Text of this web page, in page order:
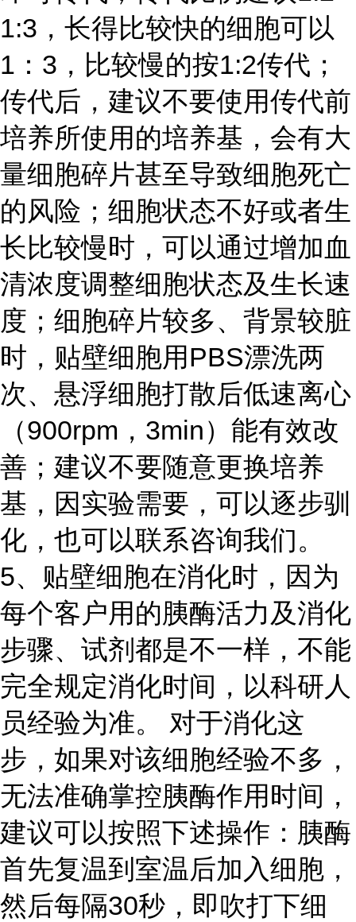
1:3，长得比较快的细胞可以
1：3，比较慢的按1:2传代；
传代后，建议不要使用传代前
培养所使用的培养基，会有大
量细胞碎片甚至导致细胞死亡
的风险；细胞状态不好或者生
长比较慢时，可以通过增加血
清浓度调整细胞状态及生长速
度；细胞碎片较多、背景较脏
时，贴壁细胞用PBS漂洗两
次、悬浮细胞打散后低速离心
（900rpm，3min）能有效改
善；建议不要随意更换培养
基，因实验需要，可以逐步驯
化，也可以联系咨询我们。
5、贴壁细胞在消化时，因为
每个客户用的胰酶活力及消化
步骤、试剂都是不一样，不能
完全规定消化时间，以科研人
员经验为准。 对于消化这
步，如果对该细胞经验不多，
无法准确掌控胰酶作用时间，
建议可以按照下述操作：胰酶
首先复温到室温后加入细胞，
然后每隔30秒，即吹打下细